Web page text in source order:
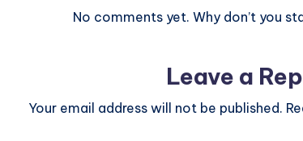
No comments yet. Why don’t you
Leave a
Your email address will not be published.